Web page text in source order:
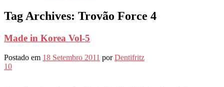
Tag Archives: Trovão Force 4
Made in Korea Vol-5
Postado em 18 Setembro 2011 porDentifritz
10